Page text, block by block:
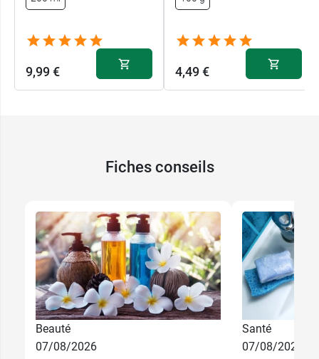
9,99 € 4,49 €
Fiches conseils
Beauté
07/08/2026
Santé
07/08/2026